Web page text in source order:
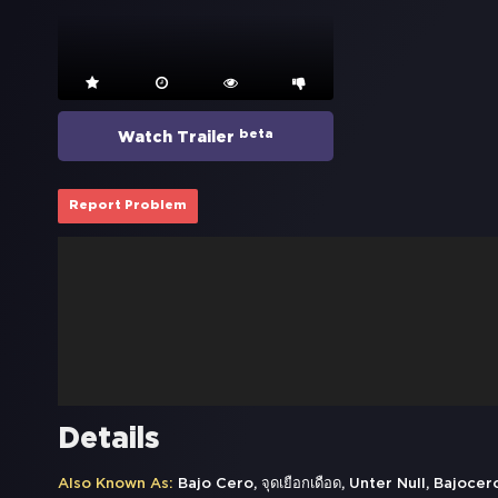
Watch Trailer beta
Report Problem
Details
Also Known As: Bajo Cero, จุดเยือกเดือด, Unter Null,